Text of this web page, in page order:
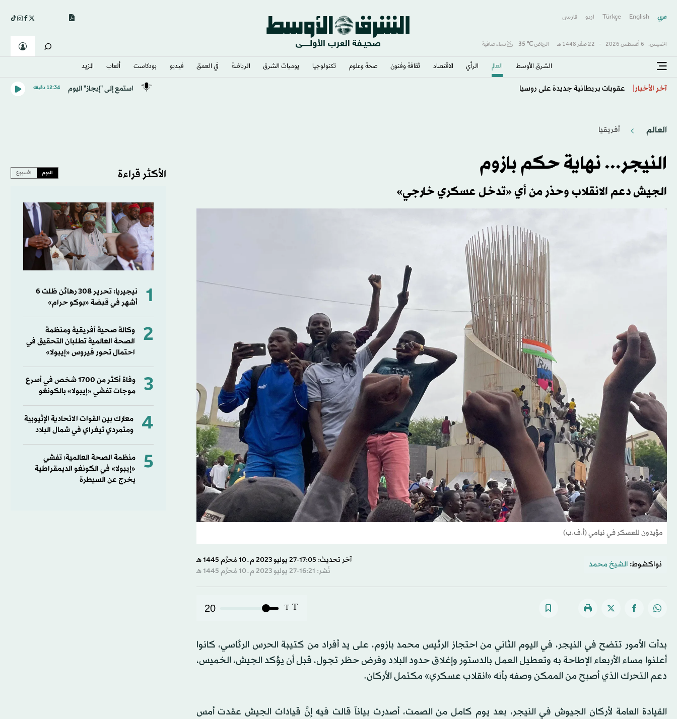
عربي English
Türkçe اردو فارسى
الخميس, 6 أغسطس 2026 - 22 صفَر 1448 هـ الرياض℃
35 سماء صافية
الشرق الأوسط​ العالم الرأي الاقتصاد ثقافة وفنون صحة وعلوم تكنولوجيا يوميات الشرق​ الرياضة في العمق فيديو بودكاست ألعاب المزيد
آخر الأخبار نتنياهو لاحتواء التوتر مع واشنطن استمع إلى "إيجاز" اليوم 12:34 دقيقه
العالم أفريقيا
النيجر... نهاية حكم بازوم
الجيش دعم الانقلاب وحذر من أي «تدخل عسكري خارجي»
مؤيدون للعسكر في نيامي (أ.ف.ب)
نواكشوط: الشيخ محمد
آخر تحديث: 17:05-27 يوليو 2023 م ـ 10 مُحرَّم 1445 هـ
نُشر: 16:21-27 يوليو 2023 م ـ 10 مُحرَّم 1445 هـ
T
T
20
بدأت الأمور تتضح في النيجر، في اليوم الثاني من احتجاز الرئيس محمد بازوم، على يد أفراد من كتيبة الحرس الرئاسي، كانوا
أعلنوا مساء الأربعاء الإطاحة به وتعطيل العمل بالدستور وإغلاق حدود البلاد وفرض حظر تجول، قبل أن يؤكد الجيش، الخميس،
دعم التحرك الذي أصبح من الممكن وصفه بأنه «انقلاب عسكري» مكتمل الأركان.
القيادة العامة لأركان الجيوش في النيجر، بعد يوم كامل من الصمت، أصدرت بياناً قالت فيه إنَّ قيادات الجيش عقدت أمس
الأكثر قراءة اليوم الأسبوع
1
نيجيريا: تحرير 308 رهائن ظلت 6
أشهر في قبضة «بوكو حرام»
2
وكالة صحية أفريقية ومنظمة
الصحة العالمية تطلبان التحقيق في
احتمال تحور فيروس «إيبولا»
3
وفاة أكثر من 1700 شخص في أسرع
موجات تفشي «إيبولا» بالكونغو
4
معارك بين القوات الاتحادية الإثيوبية
ومتمردي تيغراي في شمال البلاد
5
منظمة الصحة العالمية: تفشي
«إيبولا» في الكونغو الديمقراطية
يخرج عن السيطرة